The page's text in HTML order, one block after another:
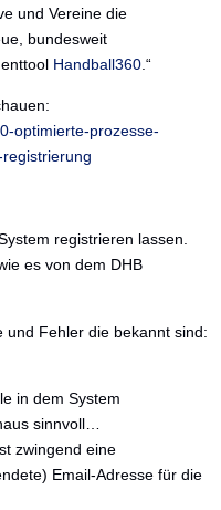
und Vereine die
bundesweit
Handball360 .“
optimierte-prozesse-
registrieren lassen.
es von dem DHB
und Fehler die bekannt sind:
in dem System
sinnvoll…
zwingend eine
Email-Adresse für die